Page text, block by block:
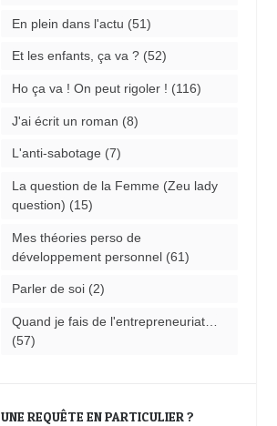
En plein dans l'actu (51)
Et les enfants, ça va ?(52)
Ho ça va ! On peut rigoler ! (116)
J'ai écrit un roman (8)
L'anti-sabotage (7)
La question de la Femme (Zeu lady
question) (15)
Mes théories perso de
développement personnel(61)
Parler de soi(2)
Quand je fais de l'entrepreneuriat…
(57)
UNE REQUÊTE EN PARTICULIER ?